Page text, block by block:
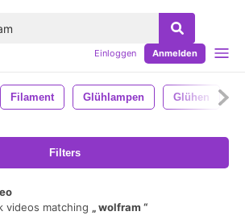
Einloggen Anmelden
Filament Glühlampen Glühen
Filters
videos matching
wolfram